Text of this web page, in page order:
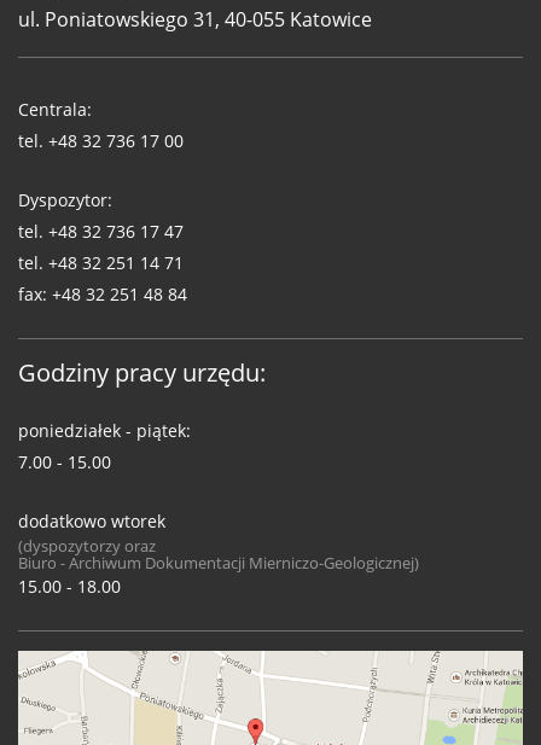
ul. Poniatowskiego 31, 40-055 Katowice
WUG
Centrala:
tel. +48 32 736 17 00
Dyspozytor:
tel. +48 32 736 17 47
tel. +48 32 251 14 71
fax: +48 32 251 48 84
Godziny pracy urzędu:
poniedziałek - piątek:
7.00 - 15.00
dodatkowo wtorek
(dyspozytorzy oraz
Biuro - Archiwum Dokumentacji Mierniczo-Geologicznej)
15.00 - 18.00